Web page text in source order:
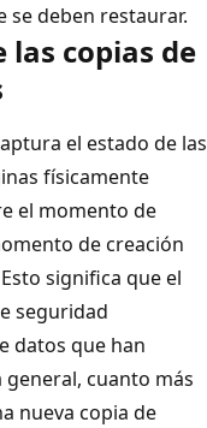
se deben restaurar.
copias de
el estado de las
físicamente
el momento de
de creación
significa que el
seguridad
datos que han
general, cuanto más
nueva copia de